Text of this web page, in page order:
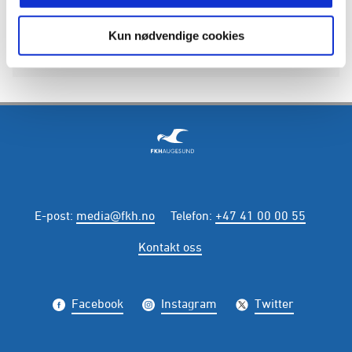
Kun nødvendige cookies
E-post: media@fkh.no Telefon: +47 41 00 00 55
Kontakt oss
Facebook Instagram Twitter